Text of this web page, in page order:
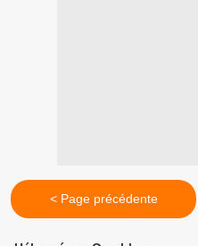
< Page précédente